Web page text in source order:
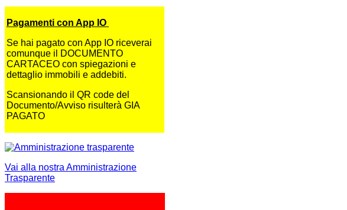
Pagamenti con App IO
Se hai pagato con App IO riceverai
comunque il DOCUMENTO
CARTACEO con spiegazioni e
dettaglio immobili e addebiti.
Scansionando il QR code del
Documento/Avviso risulterà GIA
PAGATO
Vai alla nostra Amministrazione
Trasparente